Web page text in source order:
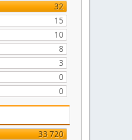
32
15
10
8
3
0
0
33 720